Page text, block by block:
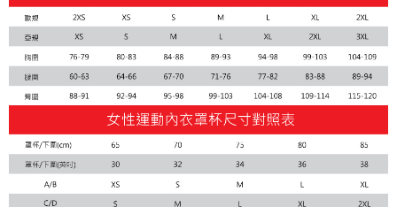
付款後7-11取貨
每筆NT$100，滿NT$1,800(含以上)免運費
宅配(離島恕不配送)
每筆NT$150，滿NT$1,800(含以上)免運費
宅配貨到付款(離島恕不配送)
每筆NT$180